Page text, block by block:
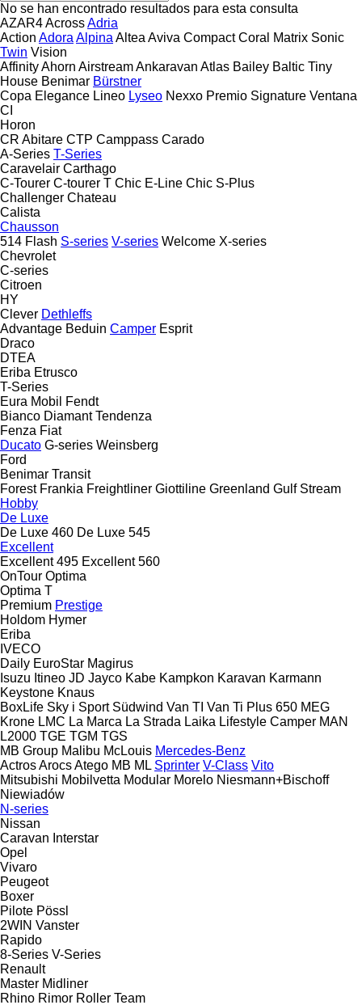
No se han encontrado resultados para esta consulta
AZAR4AcrossAdria
Action Adora Alpina Altea Aviva Compact Coral Matrix Sonic
Twin Vision
AffinityAhorn AirstreamAnkaravan Atlas Bailey Baltic Tiny
House Benimar Bürstner
Copa Elegance Lineo Lyseo Nexxo Premio Signature Ventana
CI
Horon
CR Abitare CTP Camppass Carado
A-Series T-Series
Caravelair Carthago
C-Tourer C-tourer T Chic E-Line Chic S-Plus
Challenger Chateau
Calista
Chausson
514 Flash S-series V-series Welcome X-series
Chevrolet
C-series
Citroen
HY
Clever Dethleffs
Advantage Beduin Camper Esprit
Draco
DTEA
Eriba Etrusco
T-Series
Eura Mobil
Fendt
Bianco Diamant Tendenza
Fenza Fiat
Ducato G-series Weinsberg
Ford
Benimar Transit
Forest Frankia Freightliner Giottiline Greenland Gulf Stream
Hobby
De Luxe
De Luxe 460 De Luxe 545
Excellent
Excellent 495 Excellent 560
OnTour Optima
Optima T
Premium Prestige
Holdom Hymer
Eriba
IVECO
Daily EuroStar Magirus
Isuzu Itineo JD Jayco Kabe Kampkon Karavan Karmann
Keystone Knaus
BoxLife Sky i Sport Südwind Van TI Van Ti Plus 650 MEG
Krone LMC La Marca La Strada Laika Lifestyle Camper MAN
L2000 TGE TGM TGS
MB Group Malibu McLouis Mercedes-Benz
ActrosArocsAtego MB ML Sprinter V-Class Vito
Mitsubishi Mobilvetta Modular Morelo Niesmann+Bischoff
Niewiadów
N-series
Nissan
Caravan Interstar
Opel
Vivaro
Peugeot
Boxer
Pilote Pössl
2WIN Vanster
Rapido
8-Series V-Series
Renault
Master Midliner
Rhino Rimor Roller Team